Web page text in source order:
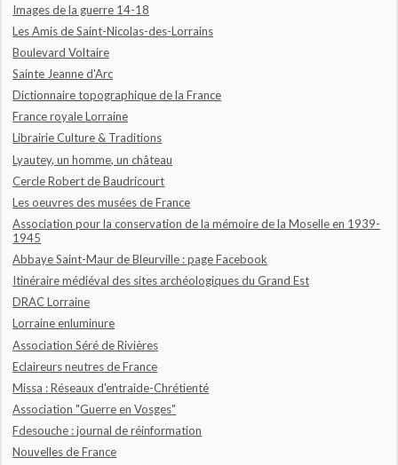
Images de la guerre 14-18
Les Amis de Saint-Nicolas-des-Lorrains
Boulevard Voltaire
Sainte Jeanne d'Arc
Dictionnaire topographique de la France
France royale Lorraine
Librairie Culture & Traditions
Lyautey, un homme, un château
Cercle Robert de Baudricourt
Les oeuvres des musées de France
Association pour la conservation de la mémoire de la Moselle en 1939-
1945
Abbaye Saint-Maur de Bleurville : page Facebook
Itinéraire médiéval des sites archéologiques du Grand Est
DRAC Lorraine
Lorraine enluminure
Association Séré de Rivières
Eclaireurs neutres de France
Missa : Réseaux d'entraide-Chrétienté
Association "Guerre en Vosges"
Fdesouche : journal de réinformation
Nouvelles de France